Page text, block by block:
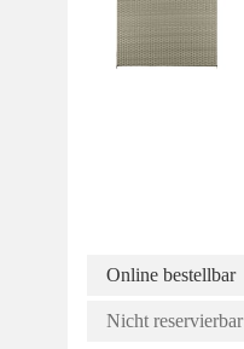
Online bestellbar
Nicht reservierbar